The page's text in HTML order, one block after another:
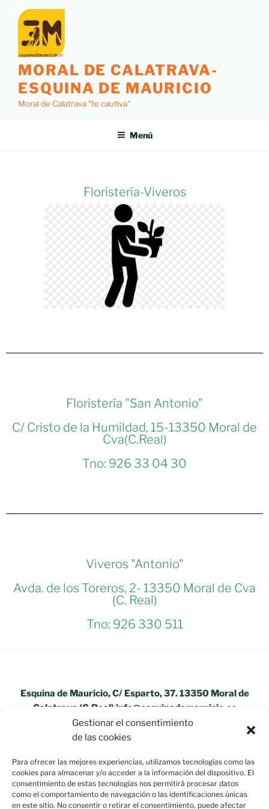
Gestionar el consentimiento
de las cookies
Para ofrecer las mejores experiencias, utilizamos tecnologías como las
cookies para almacenar y/o acceder a la información del dispositivo. El
consentimiento de estas tecnologías nos permitirá procesar datos
como el comportamiento de navegación o las identificaciones únicas
en este sitio. No consentir o retirar el consentimiento, puede afectar
MORAL DE CALATRAVA-
ESQUINA DE MAURICIO
Moral de Calatrava "te cautiva"
Menú
Floristería-Viveros
Floristería "San Antonio"
C/ Cristo de la Humildad, 15-13350 Moral de
Cva(C.Real)
Tno: 926 33 04 30
Viveros "Antonio"
Avda. de los Toreros, 2- 13350 Moral de Cva
(C. Real)
Tno: 926 330 511
Esquina de Mauricio, C/ Esparto, 37. 13350 Moral de
Calatrava (C.Real) info@esquinademauricio.es
«Aviso Legal»